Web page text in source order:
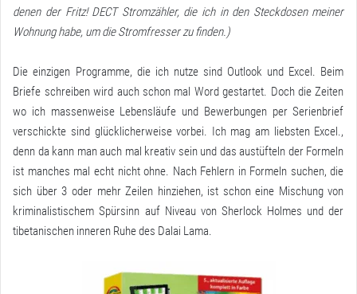
denen der Fritz! DECT Stromzähler, die ich in den Steckdosen meiner
Wohnung habe, um die Stromfresser zu finden.)
Die einzigen Programme, die ich nutze sind Outlook und Excel. Beim
Briefe schreiben wird auch schon mal Word gestartet. Doch die Zeiten
wo ich massenweise Lebensläufe und Bewerbungen per Serienbrief
verschickte sind glücklicherweise vorbei. Ich mag am liebsten Excel.,
denn da kann man auch mal kreativ sein und das austüfteln der Formeln
ist manches mal echt nicht ohne. Nach Fehlern in Formeln suchen, die
sich über 3 oder mehr Zeilen hinziehen, ist schon eine Mischung von
kriminalistischem Spürsinn auf Niveau von Sherlock Holmes und der
tibetanischen inneren Ruhe des Dalai Lama.